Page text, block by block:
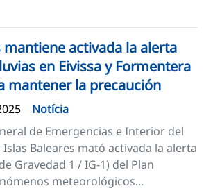
mantiene activada la alerta
en Eivissa y Formentera
mantener la precaución
Notícia
de Emergencias e Interior del
Baleares mató activada la alerta
Gravedad 1 / IG-1) del Plan
meteorológicos...